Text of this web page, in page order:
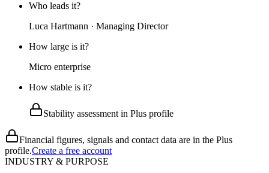
Who leads it?
Luca Hartmann · Managing Director
How large is it?
Micro enterprise
How stable is it?
Stability assessment in Plus profile
Financial figures, signals and contact data are in the Plus
profile.Create a free account
INDUSTRY & PURPOSE